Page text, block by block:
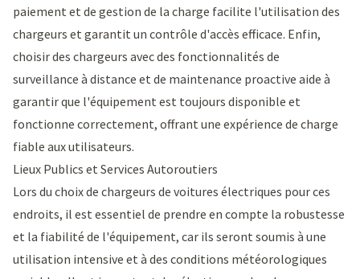
paiement et de gestion de la charge facilite l'utilisation des
chargeurs et garantit un contrôle d'accès efficace. Enfin,
choisir des chargeurs avec des fonctionnalités de
surveillance à distance et de maintenance proactive aide à
garantir que l'équipement est toujours disponible et
fonctionne correctement, offrant une expérience de charge
fiable aux utilisateurs.
Lieux Publics et Services Autoroutiers
Lors du choix de chargeurs de voitures électriques pour ces
endroits, il est essentiel de prendre en compte la robustesse
et la fiabilité de l'équipement, car ils seront soumis à une
utilisation intensive et à des conditions météorologiques